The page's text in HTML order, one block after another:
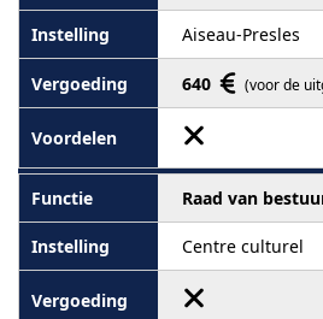
Aiseau-Presles
640 (voor de
Raad van
Centre culturel